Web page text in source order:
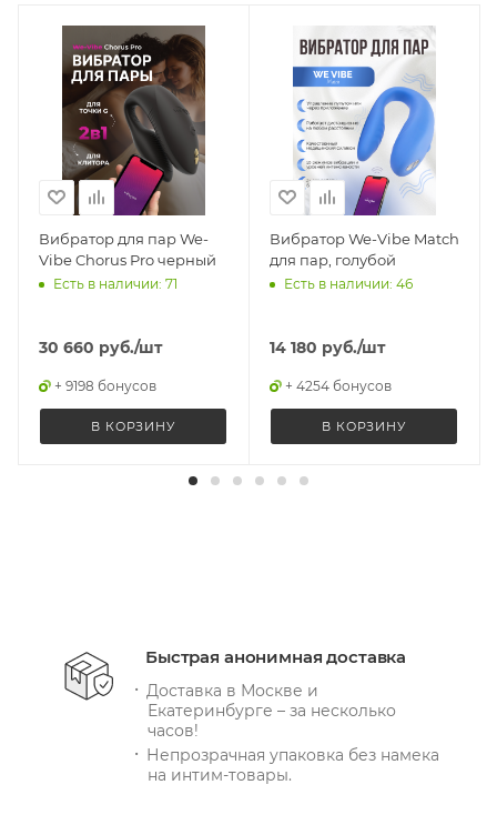
Вибратор для пар We-
Vibe Chorus Pro черный
Есть в наличии: 71
30 660 руб./шт
+ 9198 бонусов
В КОРЗИНУ
Вибратор We-Vibe Match
для пар, голубой
Есть в наличии: 46
14 180 руб./шт
+ 4254 бонусов
В КОРЗИНУ
Быстрая анонимная доставка
Доставка в Москве и
Екатеринбурге – за несколько
часов!
Непрозрачная упаковка без намека
на интим-товары.